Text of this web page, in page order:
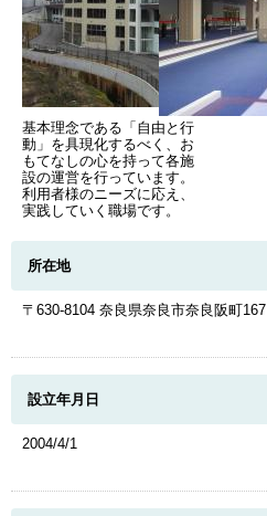
基本理念である「自由と行
動」を具現化するべく、お
もてなしの心を持って各施
設の運営を行っています。
利用者様のニーズに応え、
実践していく職場です。
所在地
〒630-8104 奈良県奈良市奈良阪町167
設立年月日
2004/4/1